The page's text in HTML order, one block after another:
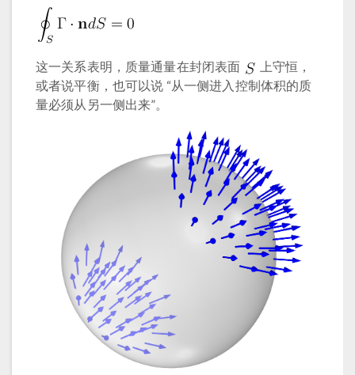
这一关系表明，质量通量在封闭表面
上守恒，
或者说平衡，也可以说 “从一侧进入控制体积的质
量必须从另一侧出来”。